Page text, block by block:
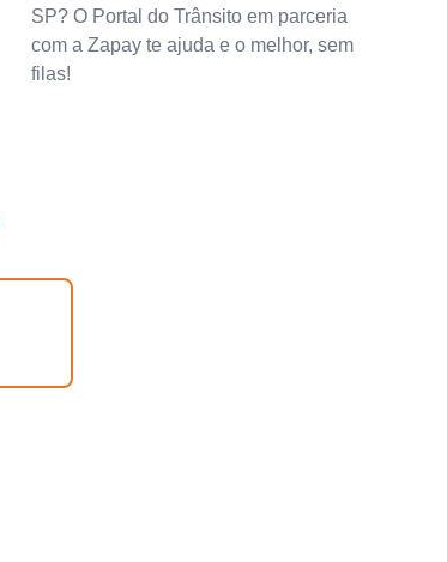
SP? O Portal do Trânsito em parceria
com a Zapay te ajuda e o melhor, sem
filas!